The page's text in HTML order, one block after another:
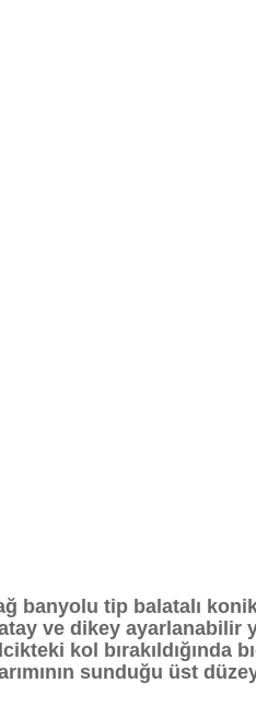
banyolu tip balatalı
ve dikey
kol bırakıldığında
sunduğu üst